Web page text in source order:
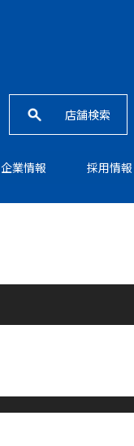
店舗検索
企業情報 採⽤情報